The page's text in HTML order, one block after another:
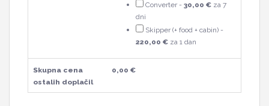
Converter - 30,00 € za 7
dni
Skipper (+ food + cabin) -
220,00 € za 1 dan
Skupna cena
ostalih doplačil
0,00 €